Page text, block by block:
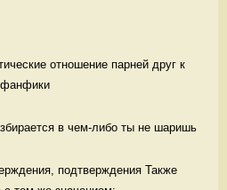
отношение парней друг к
фанфики
подтверждения Также